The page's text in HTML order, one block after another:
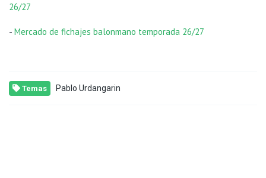
26/27
- Mercado de fichajes balonmano temporada 26/27
Temas Pablo Urdangarin